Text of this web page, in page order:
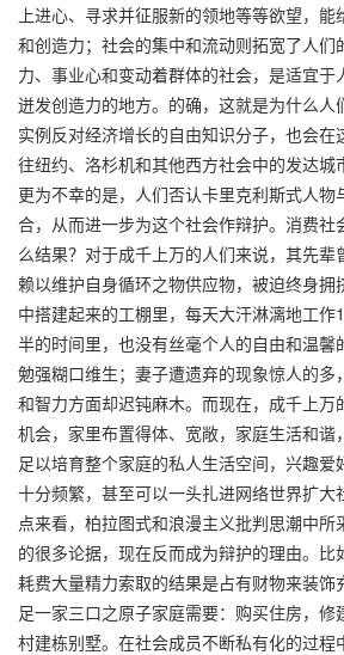
上进心、寻求并征服新的领地等等欲望，
和创造力；社会的集中和流动则拓宽了人们
力、事业心和变动着群体的社会，是适宜于
迸发创造力的地方。的确，这就是为什么人
实例反对经济增长的自由知识分子，也会在
往纽约、洛杉机和其他西方社会中的发达城
更为不幸的是，人们否认卡里克利斯式人物
合，从而进一步为这个社会作辩护。消费社
么结果？对于成千上万的人们来说，其先辈
赖以维护自身循环之物供应物，被迫终身拥
中搭建起来的工棚里，每天大汗淋漓地工
半的时间里，也没有丝毫个人的自由和温馨
勉强糊口维生；妻子遭遗弃的现象惊人的多
和智力方面却迟钝麻木。而现在，成千上万
机会，家里布置得体、宽敞，家庭生活和谐
足以培育整个家庭的私人生活空间，兴趣爱
十分频繁，甚至可以一头扎进网络世界扩大
点来看，柏拉图式和浪漫主义批判思潮中
的很多论据，现在反而成为辩护的理由。比
耗费大量精力索取的结果是占有财物来装饰
足一家三口之原子家庭需要：购买住房，修
村建栋别墅。在社会成员不断私有化的过程